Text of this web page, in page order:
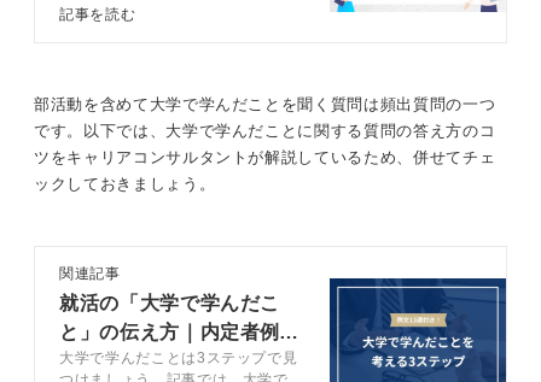
方法をキャリアコンサルタントが解
しょう。
記事を読む
部活動を含めて大学で学んだことを聞く質問は頻出質問の一つ
です。以下では、大学で学んだことに関する質問の答え方のコ
ツをキャリアコンサルタントが解説しているため、併せてチェ
ックしておきましょう。
関連記事
就活の「大学で学んだこ
と」の伝え方｜内定者例文
付きでポイント解説
大学で学んだことは3ステップで見